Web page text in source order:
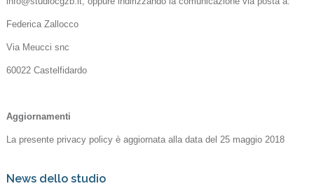
Federica Zallocco
Via Meucci snc
60022 Castelfidardo
Aggiornamenti
La presente privacy policy è aggiornata alla data del 25 maggio 2018
News dello studio